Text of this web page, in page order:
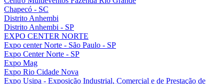
Chapecó - SC
Distrito Anhembi
Distrito Anhembi - SP
EXPO CENTER NORTE
Expo center Norte - São Paulo - SP
Expo Center Norte - SP
Expo Mag
Expo Rio Cidade Nova
Expo Usipa - Exposição Industrial, Comercial e de Prestação de